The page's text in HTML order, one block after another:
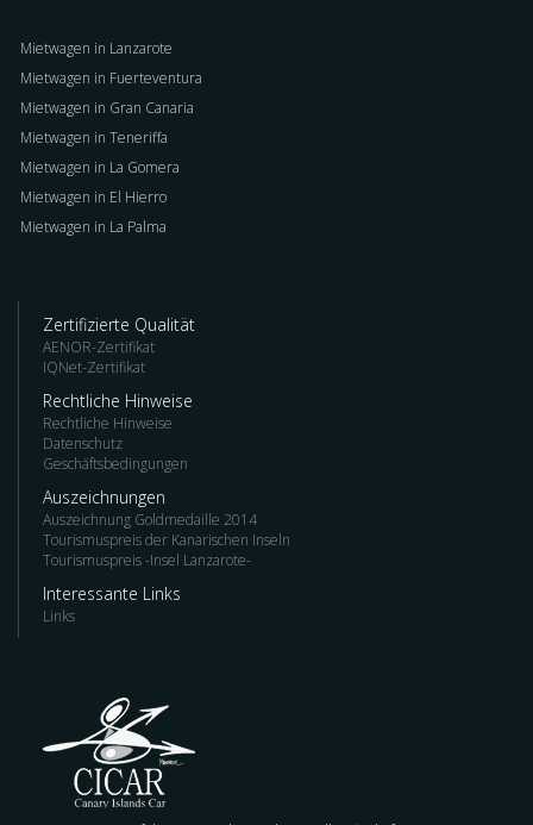
Mietwagen in Lanzarote
Mietwagen in Fuerteventura
Mietwagen in Gran Canaria
Mietwagen in Teneriffa
Mietwagen in La Gomera
Mietwagen in El Hierro
Mietwagen in La Palma
Zertifizierte Qualität
AENOR-Zertifikat
IQNet-Zertifikat
Rechtliche Hinweise
Rechtliche Hinweise
Datenschutz
Geschäftsbedingungen
Auszeichnungen
Auszeichnung Goldmedaille 2014
Tourismuspreis der Kanarischen Inseln
Tourismuspreis -Insel Lanzarote-
Interessante Links
Links